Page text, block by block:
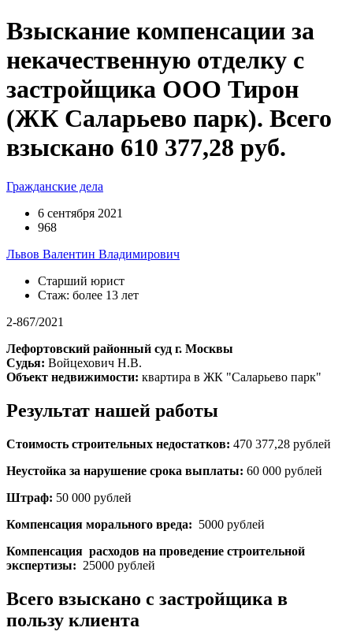
Взыскание компенсации за
некачественную отделку с
застройщика ООО Тирон
(ЖК Саларьево парк). Всего
взыскано 610 377,28 руб.
Гражданские дела
6 сентября 2021
968
Львов Валентин Владимирович
Старший юрист
Стаж: более 13 лет
2-867/2021
Лефортовский районный суд г. Москвы
Судья: Войцехович Н.В.
Объект недвижимости: квартира в ЖК "Саларьево парк"
Результат нашей работы
Стоимость строительных недостатков: 470 377,28 рублей
Неустойка за нарушение срока выплаты: 60 000 рублей
Штраф: 50 000 рублей
Компенсация морального вреда: 5000 рублей
Компенсация расходов на проведение строительной
экспертизы: 25000 рублей
Всего взыскано с застройщика в
пользу клиента